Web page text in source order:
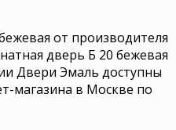
от производителя
дверь Б 20 бежевая
Двери Эмаль доступны
магазина в Москве по